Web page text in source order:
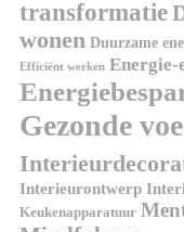
transformatie
wonen Duurzame
Efficiënt werken
Gezonde
Interieurontwerp
Keukenapparatuur